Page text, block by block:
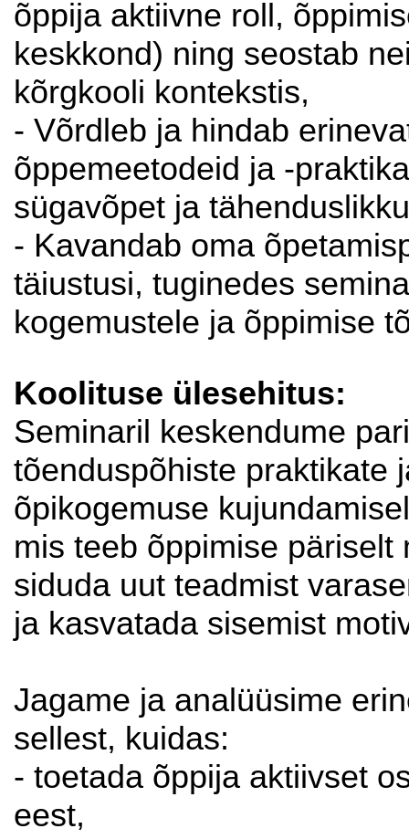
õppija aktiivne roll,
keskkond) ning seostab
kõrgkooli kontekstis,
- Võrdleb ja hindab
õppemeetodeid ja -
sügavõpet ja
- Kavandab oma
täiustusi, tuginedes
kogemustele ja õppimise
Koolituse ülesehitus:
Seminaril keskendume
tõenduspõhiste praktikate
õpikogemuse
mis teeb õppimise
siduda uut teadmist
ja kasvatada sisemist
Jagame ja analüüsime
sellest, kuidas:
- toetada õppija aktiivset
eest,